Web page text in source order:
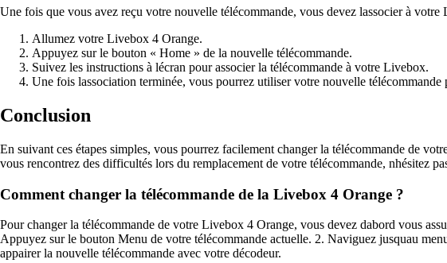
Une fois que vous avez reçu votre nouvelle télécommande, vous devez lassocier à
Allumez votre Livebox 4 Orange.
Appuyez sur le bouton « Home » de la nouvelle télécommande.
Suivez les instructions à lécran pour associer la télécommande à votre Livebox.
Une fois lassociation terminée, vous pourrez utiliser votre nouvelle
Conclusion
En suivant ces étapes simples, vous pourrez facilement changer la télécommande de
vous rencontrez des difficultés lors du remplacement de votre télécommande, nhésitez
Comment changer la télécommande de la Livebox 4 Orange ?
Pour changer la télécommande de votre Livebox 4 Orange, vous devez dabord vous
Appuyez sur le bouton Menu de votre télécommande actuelle. 2. Naviguez jusquau
appairer la nouvelle télécommande avec votre décodeur.